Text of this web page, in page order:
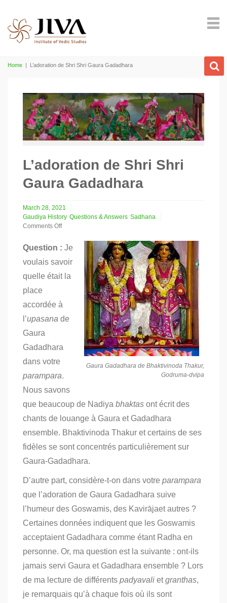
Home | L’adoration de Shri Shri Gaura Gadadhara
L’adoration de Shri Shri
Gaura Gadadhara
March 28, 2021
Gaudiya History Questions & Answers Sadhana
Comments Off
L’adoration
de
Shri
Gaura
Gadadhara
Gaura Gadadhara de Bhaktivinoda Thakur,
Godruma-dvipa
Question : Je
voulais savoir
quelle était la
place
accordée à
l’upasana de
Gaura
Gadadhara
dans votre
parampara.
Nous savons
que beaucoup de Nadiya bhaktas ont écrit des
chants de louange à Gaura et Gadadhara
ensemble. Bhaktivinoda Thakur et certains de ses
fidèles se sont concentrés particulièrement sur
Gaura-Gadadhara.
D’autre part, considère-t-on dans votre parampara
que l’adoration de Gaura Gadadhara suive
l’humeur des Goswamis, des Kavirājaet autres ?
Certaines données indiquent que les Goswamis
acceptaient Gadadhara comme étant Radha en
personne. Or, ma question est la suivante : ont-ils
jamais servi Gaura et Gadadhara ensemble ? Lors
de ma lecture de différents padyavali etgranthas,
je remarquais qu’à chaque fois où ils sont